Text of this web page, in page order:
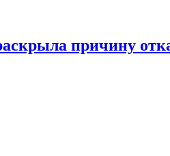
причину